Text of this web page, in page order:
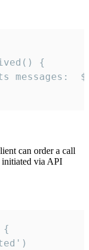
{
can order a call
initiated via API
{